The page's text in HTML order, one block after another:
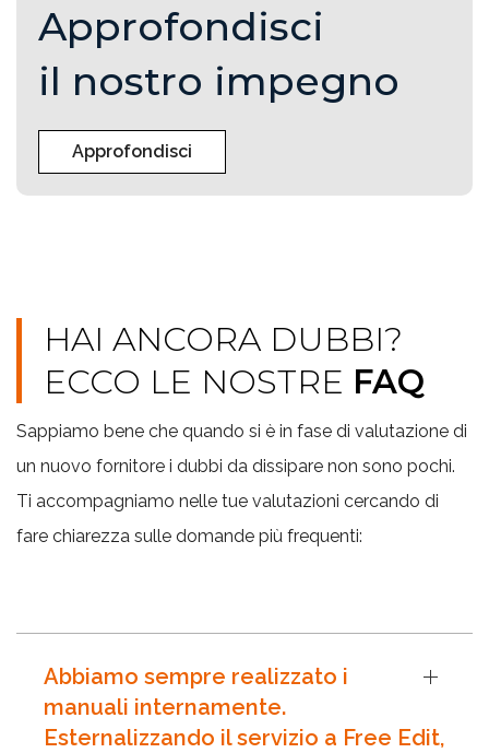
Approfondisci
il nostro impegno
Approfondisci
HAI ANCORA DUBBI?
ECCO LE NOSTRE FAQ
Sappiamo bene che quando si è in fase di valutazione di
un nuovo fornitore i dubbi da dissipare non sono pochi.
Ti accompagniamo nelle tue valutazioni cercando di
fare chiarezza sulle domande più frequenti:
Abbiamo sempre realizzato i
manuali internamente.
Esternalizzando il servizio a Free Edit,